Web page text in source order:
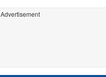
Advertisement